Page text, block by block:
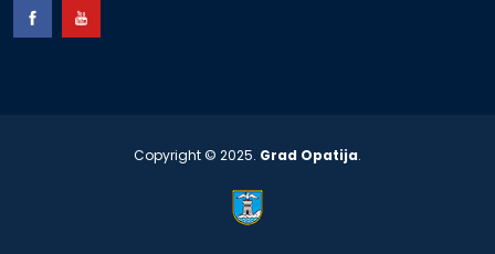
Copyright © 2025. Grad Opatija.